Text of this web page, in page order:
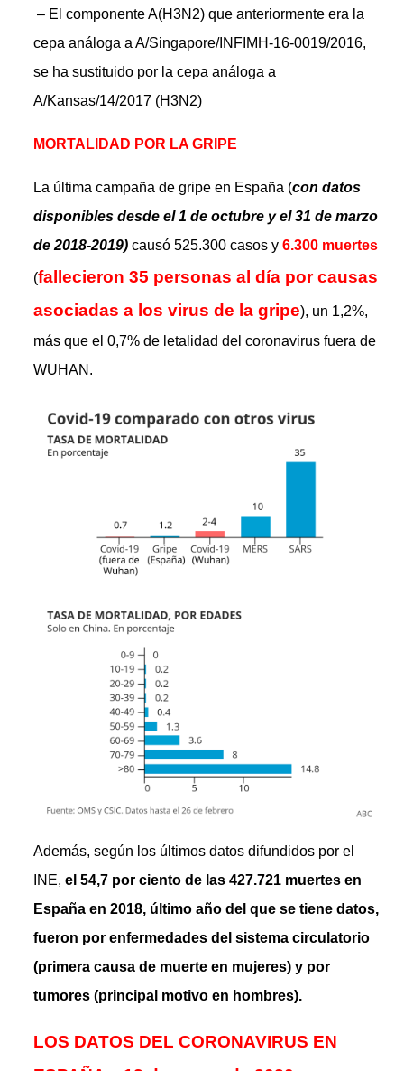
– El componente A(H3N2) que anteriormente era la
cepa análoga a A/Singapore/INFIMH-16-0019/2016,
se ha sustituido por la cepa análoga a
A/Kansas/14/2017 (H3N2)
MORTALIDAD POR LA GRIPE
La última campaña de gripe en España (con datos
disponibles desde el 1 de octubre y el 31 de marzo
de 2018-2019) causó 525.300 casos y 6.300 muertes
(fallecieron 35 personas al día por causas
asociadas a los virus de la gripe), un 1,2%,
más que el 0,7% de letalidad del coronavirus fuera de
WUHAN.
Además, según los últimos datos difundidos por el
INE, el 54,7 por ciento de las 427.721 muertes en
España en 2018, último año del que se tiene datos,
fueron por enfermedades del sistema circulatorio
(primera causa de muerte en mujeres) y por
tumores (principal motivo en hombres).
LOS DATOS DEL CORONAVIRUS EN